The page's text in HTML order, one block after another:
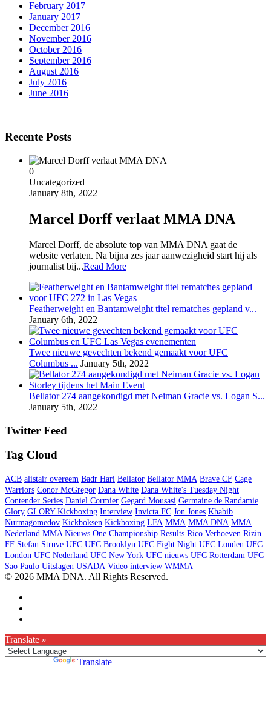
February 2017
January 2017
December 2016
November 2016
October 2016
September 2016
August 2016
July 2016
June 2016
Recente Posts
0
Uncategorized
January 8th, 2022
Marcel Dorff verlaat MMA DNA
Marcel Dorff, de absolute top van MMA DNA gaat de
website verlaten. Na bijna zes jaar aanwezigheid start hij als
journalist bij...Read More
Featherweight en Bantamweight titel rematches gepland v...
January 6th, 2022
Twee nieuwe gevechten bekend gemaakt voor UFC
Columbus ... January 5th, 2022
Bellator 274 aangekondigd met Neiman Gracie vs. Logan S...
January 5th, 2022
Twitter Feed
Tag Cloud
ACB alistair overeem Badr Hari Bellator Bellator MMA Brave CF Cage
Warriors Conor McGregor Dana White Dana White's Tuesday Night
Contender Series Daniel Cormier Gegard Mousasi Germaine de Randamie
Glory GLORY Kickboxing Interview Invicta FC Jon Jones Khabib
Nurmagomedov Kickboksen Kickboxing LFA MMA MMA DNA MMA
Nederland MMA Nieuws One Championship Results Rico Verhoeven Rizin
FF Stefan Struve UFC UFC Brooklyn UFC Fight Night UFC Londen UFC
London UFC Nederland UFC New York UFC nieuws UFC Rotterdam UFC
Sao Paulo Uitslagen USADA Video interview WMMA
© 2026 MMA DNA. All Rights Reserved.
Translate »
Translate